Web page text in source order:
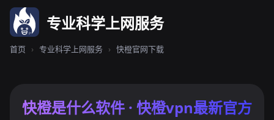
专业科学上网服务
首页 › 专业科学上网服务 › 快橙官网下载
快橙是什么软件 · 快橙vpn最新官方